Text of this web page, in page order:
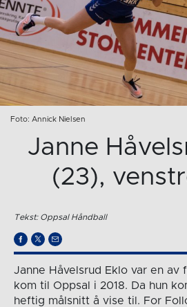
Foto: Annick Nielsen
Janne
(23),
Tekst: Oppsal Håndball
Janne Håvelsrud Eklo var en av
kom til Oppsal i 2018. Da hun
heftig målsnitt å vise til. For